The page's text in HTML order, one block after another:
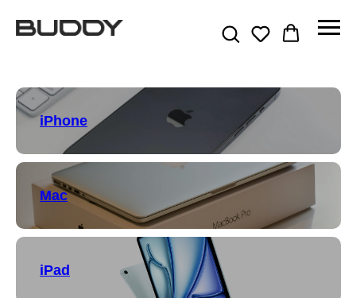
iPhone
Mac
iPad